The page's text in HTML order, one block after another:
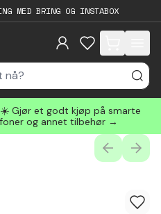
MED BRING OG INSTABOX
items in cart,
Gjør et godt kjøp på smarte
og annet tilbehør →